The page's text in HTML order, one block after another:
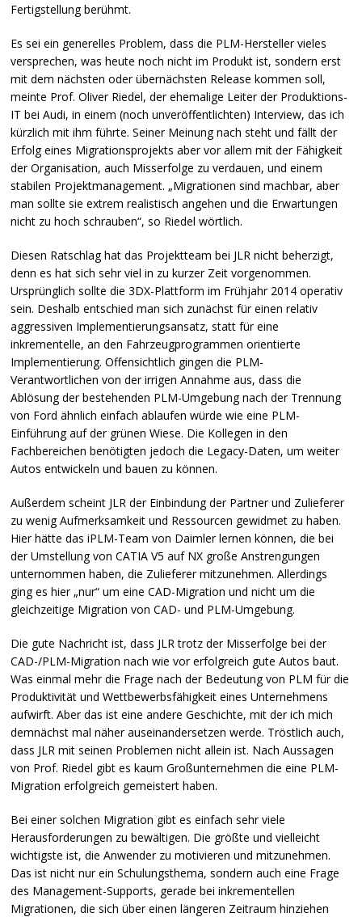
Fertigstellung berühmt.
Es sei ein generelles Problem, dass die PLM-Hersteller vieles
versprechen, was heute noch nicht im Produkt ist, sondern erst
mit dem nächsten oder übernächsten Release kommen soll,
meinte Prof. Oliver Riedel, der ehemalige Leiter der Produktions-
IT bei Audi, in einem (noch unveröffentlichten) Interview, das ich
kürzlich mit ihm führte. Seiner Meinung nach steht und fällt der
Erfolg eines Migrationsprojekts aber vor allem mit der Fähigkeit
der Organisation, auch Misserfolge zu verdauen, und einem
stabilen Projektmanagement. „Migrationen sind machbar, aber
man sollte sie extrem realistisch angehen und die Erwartungen
nicht zu hoch schrauben“, so Riedel wörtlich.
Diesen Ratschlag hat das Projektteam bei JLR nicht beherzigt,
denn es hat sich sehr viel in zu kurzer Zeit vorgenommen.
Ursprünglich sollte die 3DX-Plattform im Frühjahr 2014 operativ
sein. Deshalb entschied man sich zunächst für einen relativ
aggressiven Implementierungsansatz, statt für eine
inkrementelle, an den Fahrzeugprogrammen orientierte
Implementierung. Offensichtlich gingen die PLM-
Verantwortlichen von der irrigen Annahme aus, dass die
Ablösung der bestehenden PLM-Umgebung nach der Trennung
von Ford ähnlich einfach ablaufen würde wie eine PLM-
Einführung auf der grünen Wiese. Die Kollegen in den
Fachbereichen benötigten jedoch die Legacy-Daten, um weiter
Autos entwickeln und bauen zu können.
Außerdem scheint JLR der Einbindung der Partner und Zulieferer
zu wenig Aufmerksamkeit und Ressourcen gewidmet zu haben.
Hier hätte das iPLM-Team von Daimler lernen können, die bei
der Umstellung vonCATIA V5 auf NX große Anstrengungen
unternommen haben, die Zulieferer mitzunehmen. Allerdings
ging es hier „nur“ um eineCAD-Migration und nicht um die
gleichzeitige Migration vonCAD- und PLM-Umgebung.
Die gute Nachricht ist, dass JLRtrotz der Misserfolge bei der
CAD-/PLM-Migration nach wie vor erfolgreich gute Autos baut.
Was einmal mehr die Frage nach der Bedeutung von PLM für die
Produktivität und Wettbewerbsfähigkeit eines Unternehmens
aufwirft. Aber das ist eine andere Geschichte, mit der ich mich
demnächst mal näher auseinandersetzen werde. Tröstlich auch,
dass JLR mit seinen Problemen nicht allein ist. Nach Aussagen
von Prof. Riedel gibt es kaum Großunternehmen die eine PLM-
Migration erfolgreich gemeistert haben.
Bei einer solchen Migration gibt es einfach sehr viele
Herausforderungen zu bewältigen. Die größte und vielleicht
wichtigste ist, die Anwender zu motivieren und mitzunehmen.
Das ist nicht nur ein Schulungsthema, sondern auch eine Frage
des Management-Supports, gerade bei inkrementellen
Migrationen, die sich über einen längeren Zeitraum hinziehen